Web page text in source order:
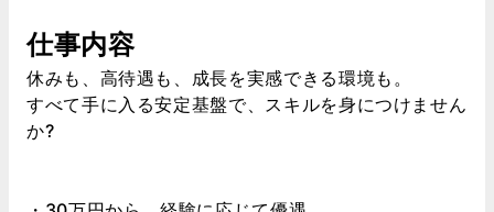
仕事内容
休みも、高待遇も、成長を実感できる環境も。
すべて手に入る安定基盤で、スキルを身につけません
か?